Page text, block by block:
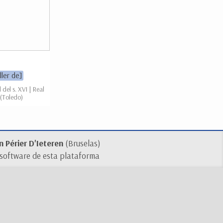
de]
s. XVI | Real
Périer D'Ieteren (Bruselas)
de esta plataforma